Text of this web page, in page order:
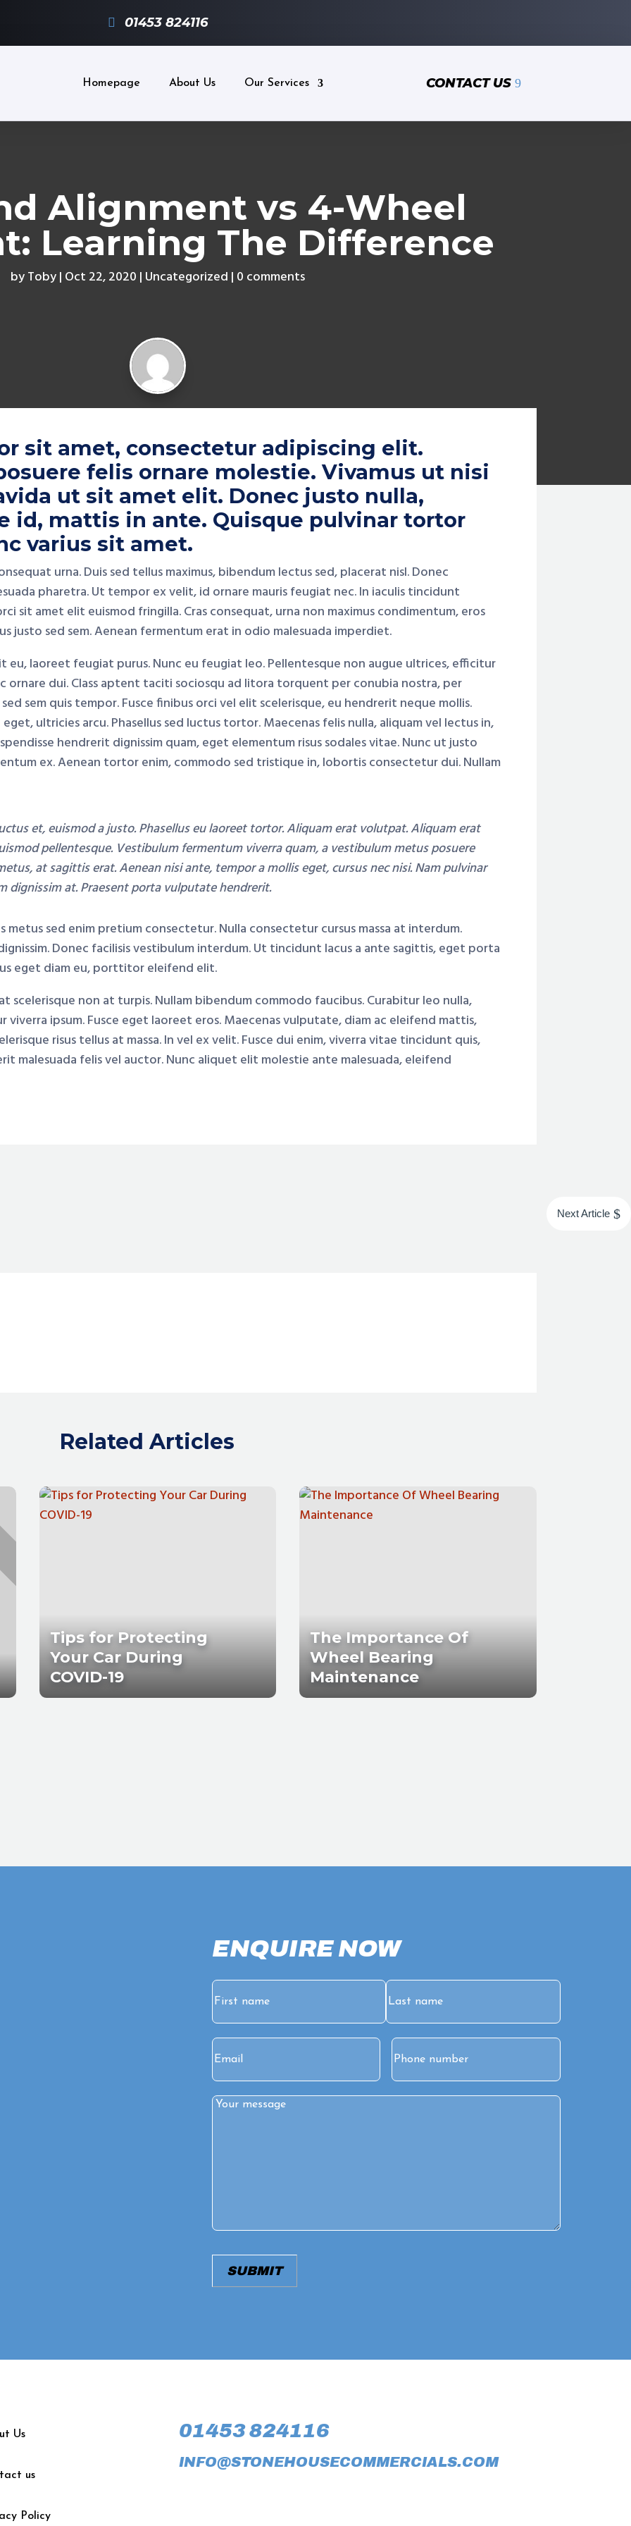
01453 824116
Homepage About Us Our Services CONTACT US
Alignment vs 4-Wheel
Learning The Difference
byToby Oct 22, 2020 Uncategorized 0 comments
sit amet, consectetur adipiscing elit.
felis ornare molestie. Vivamus ut nisi
ut sit amet elit. Donec justo nulla,
id, mattis in ante. Quisque pulvinar tortor
varius sit amet.
urna. Duis sed tellus maximus, bibendum lectus sed, placerat nisl. Donec
pharetra. Ut tempor ex velit, id ornare mauris feugiat nec. In iaculis tincidunt
sit amet elit euismod fringilla. Cras consequat, urna non maximus condimentum, eros
justo sed sem. Aenean fermentum erat in odio malesuada imperdiet.
eu, laoreet feugiat purus. Nunc eu feugiat leo. Pellentesque non augue ultrices, efficitur
dui. Class aptent taciti sociosqu ad litora torquent per conubia nostra, per
sem quis tempor. Fusce finibus orci vel elit scelerisque, eu hendrerit neque mollis.
ultricies arcu. Phasellus sed luctus tortor. Maecenas felis nulla, aliquam vel lectus in,
hendrerit dignissim quam, eget elementum risus sodales vitae. Nunc ut justo
ex. Aenean tortor enim, commodo sed tristique in, lobortis consectetur dui. Nullam
et, euismod a justo. Phasellus eu laoreet tortor. Aliquam erat volutpat. Aliquam erat
pellentesque. Vestibulum fermentum viverra quam, a vestibulum metus posuere
at sagittis erat. Aenean nisi ante, tempor a mollis eget, cursus nec nisi. Nam pulvinar
dignissim at. Praesent porta vulputate hendrerit.
metus sed enim pretium consectetur. Nulla consectetur cursus massa at interdum.
Donec facilisis vestibulum interdum. Ut tincidunt lacus a ante sagittis, eget porta
eget diam eu, porttitor eleifend elit.
scelerisque non at turpis. Nullam bibendum commodo faucibus. Curabitur leo nulla,
ipsum. Fusce eget laoreet eros. Maecenas vulputate, diam ac eleifend mattis,
risus tellus at massa. In vel ex velit. Fusce dui enim, viverra vitae tincidunt quis,
malesuada felis vel auctor. Nunc aliquet elit molestie ante malesuada, eleifend
Next Article $
Related Articles
Tips for Protecting
Your Car During
COVID-19
The Importance Of
Wheel Bearing
Maintenance
ENQUIRE NOW
Name
Email Phone
Comments(Required)
Us
us
Policy
01453 824116
INFO@STONEHOUSECOMMERCIALS.COM